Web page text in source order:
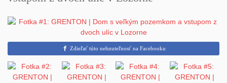
Zdieľať túto nehnuteľnosť na Facebooku